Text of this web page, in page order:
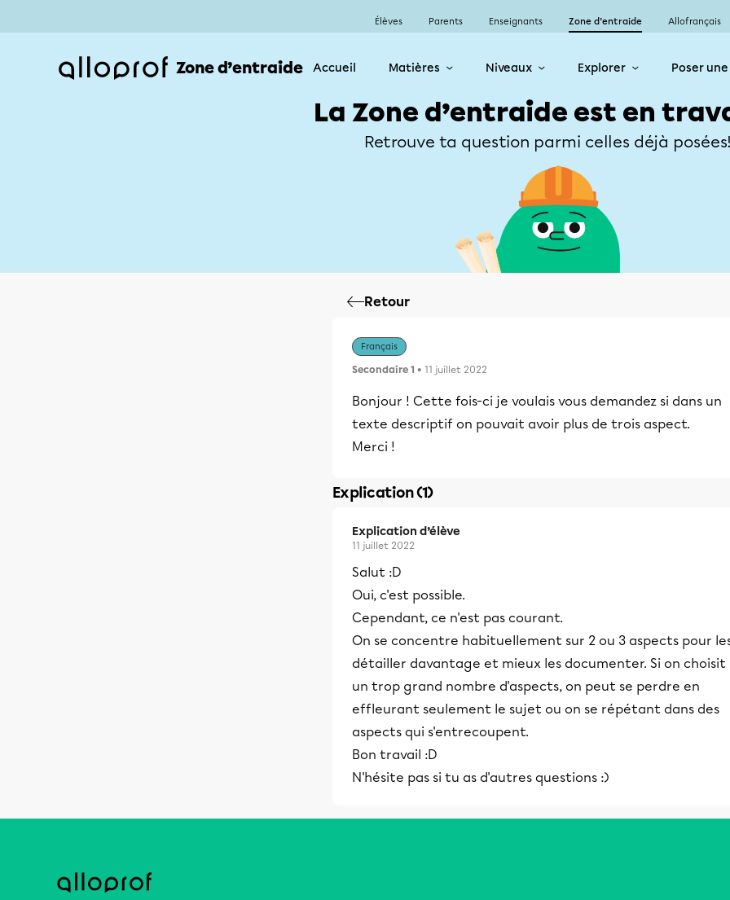
Élèves Parents Enseignants Zone d’entraide Allofrançais
Zone d’entraide Accueil Matières Niveaux Explorer Poser
La Zone d’entraide est en
Retrouve ta question parmi celles déjà
Retour
Français
Secondaire 1 • 11 juillet 2022
Bonjour ! Cette fois-ci je voulais vous demandez si dans un
texte descriptif on pouvait avoir plus de trois aspect.
Merci !
Explication (1)
Explication d’élève
11 juillet 2022
Salut :D
Oui, c'est possible.
Cependant, ce n'est pas courant.
On se concentre habituellement sur 2 ou 3 aspects pour
détailler davantage et mieux les documenter. Si on choisit
un trop grand nombre d'aspects, on peut se perdre en
effleurant seulement le sujet ou on se répétant dans des
aspects qui s'entrecoupent.
Bon travail :D
N'hésite pas si tu as d'autres questions :)